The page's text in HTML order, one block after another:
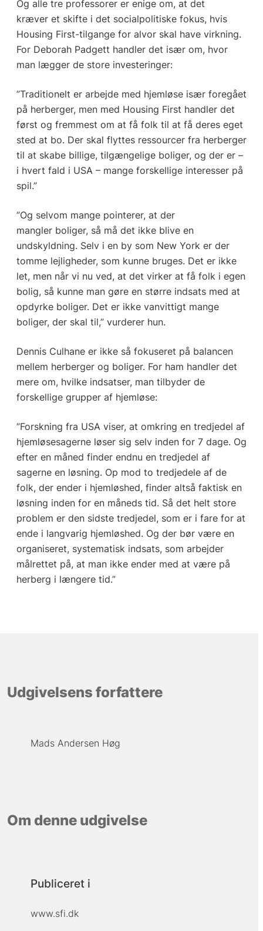
Og alle tre professorer er enige om, at det
kræver et skifte i det socialpolitiske fokus, hvis
Housing First-tilgange for alvor skal have virkning.
For Deborah Padgett handler det især om, hvor
man lægger de store investeringer:
”Traditionelt er arbejde med hjemløse især foregået
på herberger, men med Housing First handler det
først og fremmest om at få folk til at få deres eget
sted at bo. Der skal flyttes ressourcer fra herberger
til at skabe billige, tilgængelige boliger, og der er –
i hvert fald i USA – mange forskellige interesser på
spil.”
”Og selvom mange pointerer, at der
mangler boliger, så må det ikke blive en
undskyldning. Selv i en by som New York er der
tomme lejligheder, som kunne bruges. Det er ikke
let, men når vi nu ved, at det virker at få folk i egen
bolig, så kunne man gøre en større indsats med at
opdyrke boliger. Det er ikke vanvittigt mange
boliger, der skal til,” vurderer hun.
Dennis Culhane er ikke så fokuseret på balancen
mellem herberger og boliger. For ham handler det
mere om, hvilke indsatser, man tilbyder de
forskellige grupper af hjemløse:
”Forskning fra USA viser, at omkring en tredjedel af
hjemløsesagerne løser sig selv inden for 7 dage. Og
efter en måned finder endnu en tredjedel af
sagerne en løsning. Op mod to tredjedele af de
folk, der ender i hjemløshed, finder altså faktisk en
løsning inden for en måneds tid. Så det helt store
problem er den sidste tredjedel, som er i fare for at
ende i langvarig hjemløshed. Og der bør være en
organiseret, systematisk indsats, som arbejder
målrettet på, at man ikke ender med at være på
herberg i længere tid.”
Udgivelsens forfattere
Mads Andersen Høg
Om denne udgivelse
Publiceret i
www.sfi.dk